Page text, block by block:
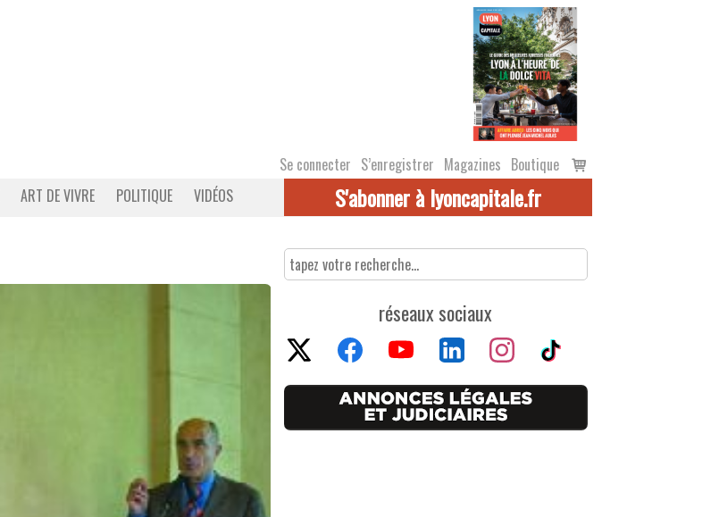
Se connecter S’enregistrer Magazines Boutique
Voir
le
ART DE VIVRE POLITIQUE VIDÉOS S'abonner à lyoncapitale.fr
réseaux sociaux